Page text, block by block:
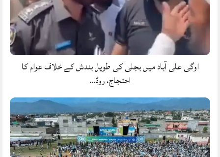
اوگی علی آباد میں بجلی کی طویل بندش کے خلاف عوام کا
احتجاج، روڈ…